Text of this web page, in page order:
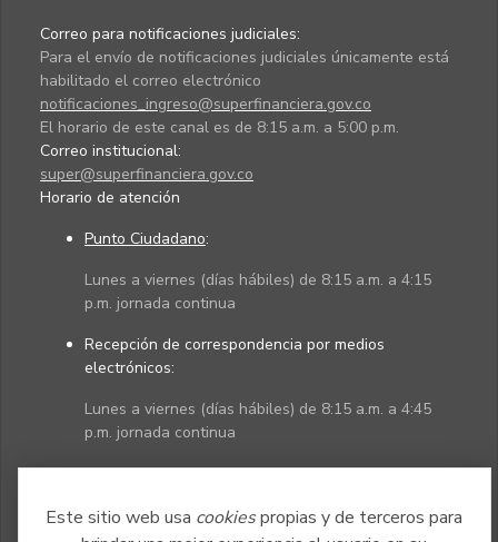
Este sitio web usa cookiespropias y de terceros para
Correo para notificaciones judiciales:
Para el envío de notificaciones judiciales únicamente está
habilitado el correo electrónico
notificaciones_ingreso@superfinanciera.gov.co
El horario de este canal es de 8:15 a.m. a 5:00 p.m.
Correo institucional:
super@superfinanciera.gov.co
Horario de atención
Punto Ciudadano:
Lunes a viernes (días hábiles) de 8:15 a.m. a 4:15
p.m. jornada continua
Recepción de correspondencia por medios
electrónicos:
Lunes a viernes (días hábiles) de 8:15 a.m. a 4:45
p.m. jornada continua